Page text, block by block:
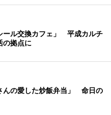
ール交換カフェ」 平成カルチ
の拠点に
んの愛した炒飯弁当」 命日の